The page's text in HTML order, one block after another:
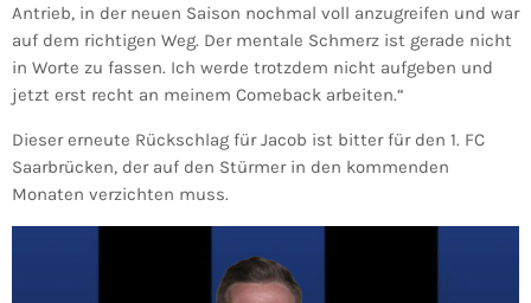
Antrieb, in der neuen Saison nochmal voll anzugreifen und war
auf dem richtigen Weg. Der mentale Schmerz ist gerade nicht
in Worte zu fassen. Ich werde trotzdem nicht aufgeben und
jetzt erst recht an meinem Comeback arbeiten.“
Dieser erneute Rückschlag für Jacob ist bitter für den 1. FC
Saarbrücken, der auf den Stürmer in den kommenden
Monaten verzichten muss.